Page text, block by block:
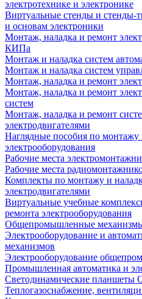
электротехнике и электронике
Виртуальные стенды и стенды-
и основам электроники
Монтаж, наладка и ремонт
КИПа
Монтаж и наладка систем
Монтаж и наладка систем
Монтаж, наладка и ремонт
Монтаж, наладка и ремонт
систем
Монтаж, наладка и ремонт
электродвигателями
Наглядные пособия по монтажу
электрооборудования
Рабочие места
Рабочие места
Комплекты по монтажу и
электродвигателями
Виртуальные учебные
ремонта электрооборудования
Общепромышленные
Электрооборудование и
механизмов
Электрооборудование
Промышленная автоматика и
Светодинамические планшеты
Теплогазоснабжение,